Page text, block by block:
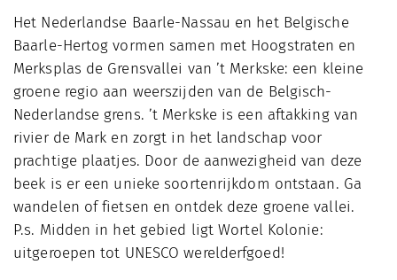
Het Nederlandse Baarle-Nassau en het Belgische
Baarle-Hertog vormen samen met Hoogstraten en
Merksplas de Grensvallei van ’t Merkske: een kleine
groene regio aan weerszijden van de Belgisch-
Nederlandse grens. ’t Merkske is een aftakking van
rivier de Mark en zorgt in het landschap voor
prachtige plaatjes. Door de aanwezigheid van deze
beek is er een unieke soortenrijkdom ontstaan. Ga
wandelen of fietsen en ontdek deze groene vallei.
P.s. Midden in het gebied ligt Wortel Kolonie:
uitgeroepen tot UNESCO werelderfgoed!